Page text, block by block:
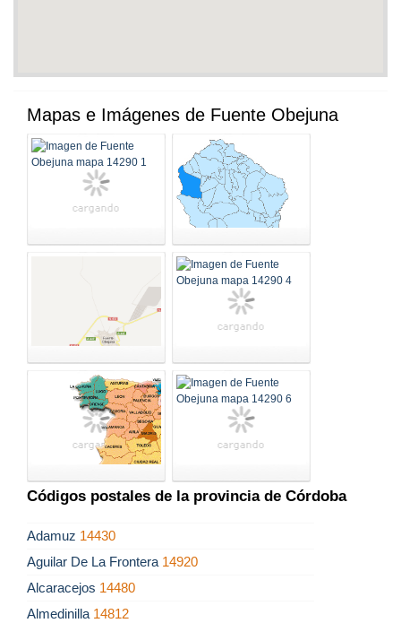
Mapas e Imágenes de Fuente Obejuna
Códigos postales de la provincia de Córdoba
Adamuz 14430
Aguilar De La Frontera 14920
Alcaracejos 14480
Almedinilla 14812